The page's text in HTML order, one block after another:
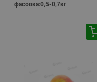
фасовка:0,5-0,7кг